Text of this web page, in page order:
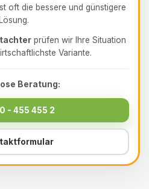
oft die bessere und günstigere
Lösung.
prüfen wir Ihre Situation
Variante.
Beratung:
- 455 455 2